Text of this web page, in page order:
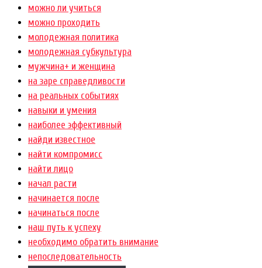
можно ли учиться
можно проходить
молодежная политика
молодежная субкультура
мужчина+ и женщина
на заре справедливости
на реальных событиях
навыки и умения
наиболее эффективный
найди известное
найти компромисс
найти лицо
начал расти
начинается после
начинаться после
наш путь к успеху
необходимо обратить внимание
непоследовательность